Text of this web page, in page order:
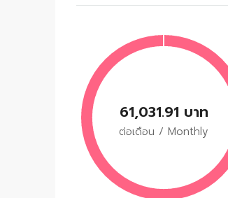
61,031.91 บาท
ต่อเดือน / Monthly